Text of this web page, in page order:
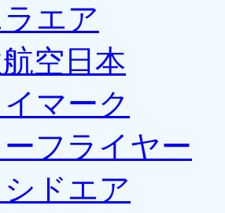
エア
空日本
マーク
フライヤー
ドエア